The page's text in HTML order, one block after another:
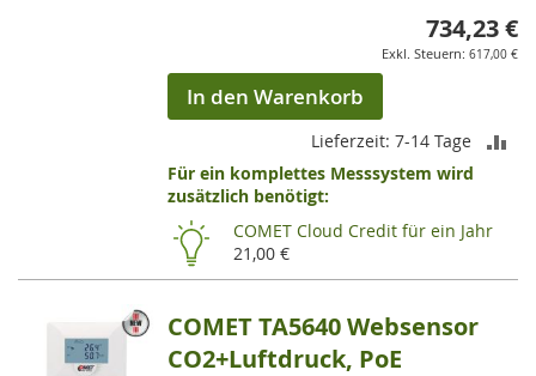
734,23 €
617,00 €
In den Warenkorb
Lieferzeit: 7-14 Tage
Für ein komplettes Messsystem wird
zusätzlich benötigt:
COMET Cloud Credit für ein Jahr
21,00 €
COMET TA5640 Websensor
CO2+Luftdruck, PoE